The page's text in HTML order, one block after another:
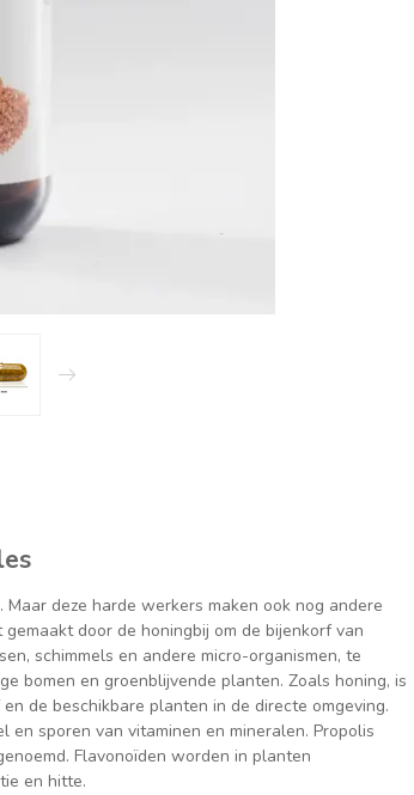
deze harde werkers maken ook nog andere
door de honingbij om de bijenkorf van
schimmels en andere micro-organismen, te
bomen en groenblijvende planten. Zoals honing, is
de beschikbare planten in de directe omgeving.
sporen van vitaminen en mineralen. Propolis
Flavonoïden worden in planten
en hitte.